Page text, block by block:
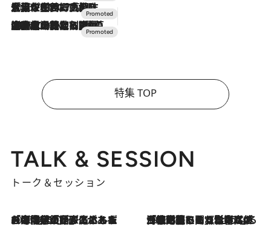
2026.7.17
「土佐和ハーブかき氷」がOMO7高知に登場！生姜、山椒、大葉など目にも舌にも涼を呼ぶ郷土の味
2026.7.10
NEW OPEN！【界 草津】名湯の地に誕生。趣の異なる2種の温泉と上州ならではの会席・蕎麦割烹など美食を味わう究極の癒やし旅
特集 TOP
TALK & SESSION
トーク＆セッション
2026.8.3
「今後値上げがあるとすれば…」「リスクがあるのは今年の冬」エネルギー専門家が語る、ホルムズ海峡封鎖が家庭にもたらす“ある心配” 2026.8.3
「住宅建てられない…」「サーチャージ料の高値が続いている」ホルムズ海峡封鎖による影響はいつまで続く？《エネルギー専門家に聞く“どうなる日本の暮らし”》